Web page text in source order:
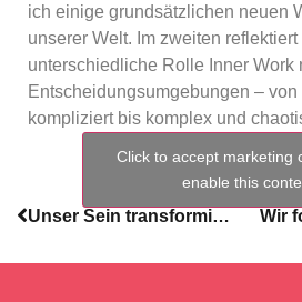
ich einige grundsätzlichen neuen
unserer Welt. Im zweiten
unterschiedliche Rolle Inner Work
Entscheidungsumgebungen –
kompliziert bis komplex und
Click to accept marketing
enable this
Unser Sein transformiert die Welt – Eine Reflexion zum Frauentag